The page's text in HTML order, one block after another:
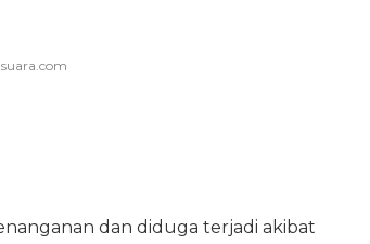
dan diduga terjadi akibat